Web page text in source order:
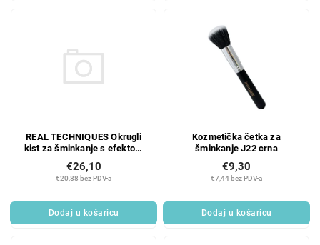
REAL TECHNIQUES Okrugli
kist za šminkanje s efektom
sjaja
€20,88 bez PDV-a
€26,10
Dodaj u košaricu
Kozmetička četka za
šminkanje J22 crna
€7,44 bez PDV-a
€9,30
Dodaj u košaricu